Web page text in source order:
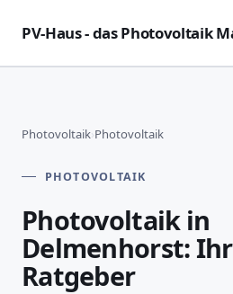
PV-Haus - das Photovoltaik
Photovoltaik›Photovoltaik
PHOTOVOLTAIK
Photovoltaik in
Delmenhorst:
Ratgeber